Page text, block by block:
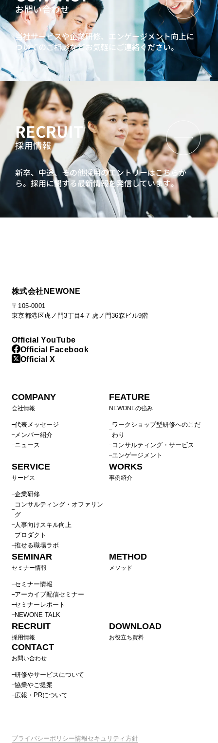
お問い合わせ
当社サービスや企業研修、エンゲージメント向上に
ついてのご相談などお気軽にご連絡ください。
RECRUIT
採用情報
新卒、中途、その他採用のエントリーはこちらか
ら。採用に関する最新情報を発信しています。
株式会社NEWONE
〒105-0001
東京都港区虎ノ門3丁目4-7 虎ノ門36森ビル9階
Official YouTube
Official Facebook
Official X
COMPANY
会社情報
代表メッセージ
メンバー紹介
ニュース
FEATURE
NEWONEの強み
ワークショップ型研修へのこだ
わり
コンサルティング・サービス
エンゲージメント
SERVICE
サービス
企業研修
コンサルティング・オファリン
グ
人事向けスキル向上
プロダクト
推せる職場ラボ
WORKS
事例紹介
SEMINAR
セミナー情報
セミナー情報
アーカイブ配信セミナー
セミナーレポート
NEWONE TALK
METHOD
メソッド
RECRUIT
採用情報
DOWNLOAD
お役立ち資料
CONTACT
お問い合わせ
研修やサービスについて
協業やご提案
広報・PRについて
プライバシーポリシー情報セキュリティ方針